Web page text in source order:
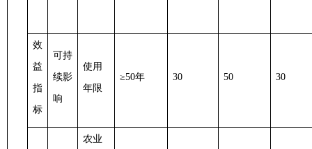
效
益
指
标
可持
续影
响
使用
年限
≥50年 30 50 30
农业